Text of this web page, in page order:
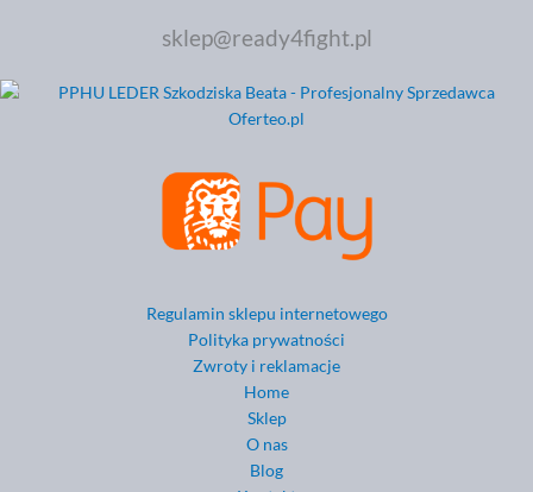
sklep@ready4fight.pl
Regulamin sklepu internetowego
Polityka prywatności
Zwroty i reklamacje
Home
Sklep
O nas
Blog